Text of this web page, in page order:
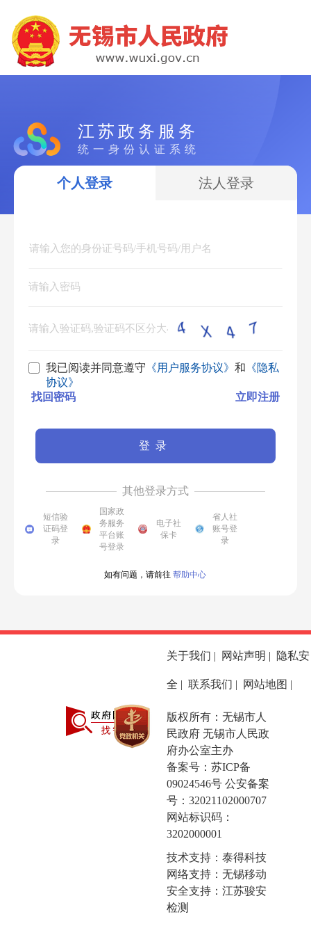
江苏政务服务
统一身份认证系统
个人登录 法人登录
我已阅读并同意遵守 《用户服务协议》 和 《隐私
协议》
找回密码
立即注册
登录
其他登录方式
短信验
证码登
录
国家政
务服务
平台账
号登录
电子社
保卡
省人社
账号登
录
如有问题，请前往 帮助中心
关于我们 | 网站声明 | 隐私安
全 | 联系我们 | 网站地图 |
版权所有：无锡市人
民政府 无锡市人民政
府办公室主办
备案号： 苏ICP备
09024546号 公安备案
号：32021102000707
网站标识码：
3202000001
技术支持：泰得科技
网络支持：无锡移动
安全支持：江苏骏安
检测